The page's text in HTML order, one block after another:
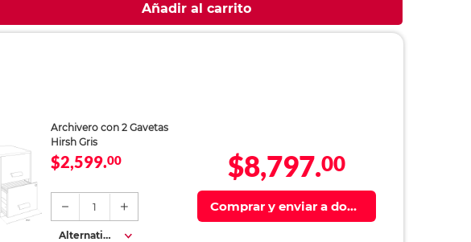
Añadir al carrito
Archivero con 2 Gavetas
Hirsh Gris
$2,599.00
1
Alternativa
$8,797.00
Comprar y enviar a domi